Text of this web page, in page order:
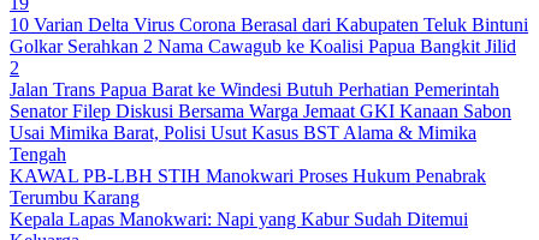
10 Varian Delta Virus Corona Berasal dari Kabupaten Teluk Bintuni
Golkar Serahkan 2 Nama Cawagub ke Koalisi Papua Bangkit Jilid
2
Jalan Trans Papua Barat ke Windesi Butuh Perhatian Pemerintah
Senator Filep Diskusi Bersama Warga Jemaat GKI Kanaan Sabon
Usai Mimika Barat, Polisi Usut Kasus BST Alama & Mimika
Tengah
KAWAL PB-LBH STIH Manokwari Proses Hukum Penabrak
Terumbu Karang
Kepala Lapas Manokwari: Napi yang Kabur Sudah Ditemui